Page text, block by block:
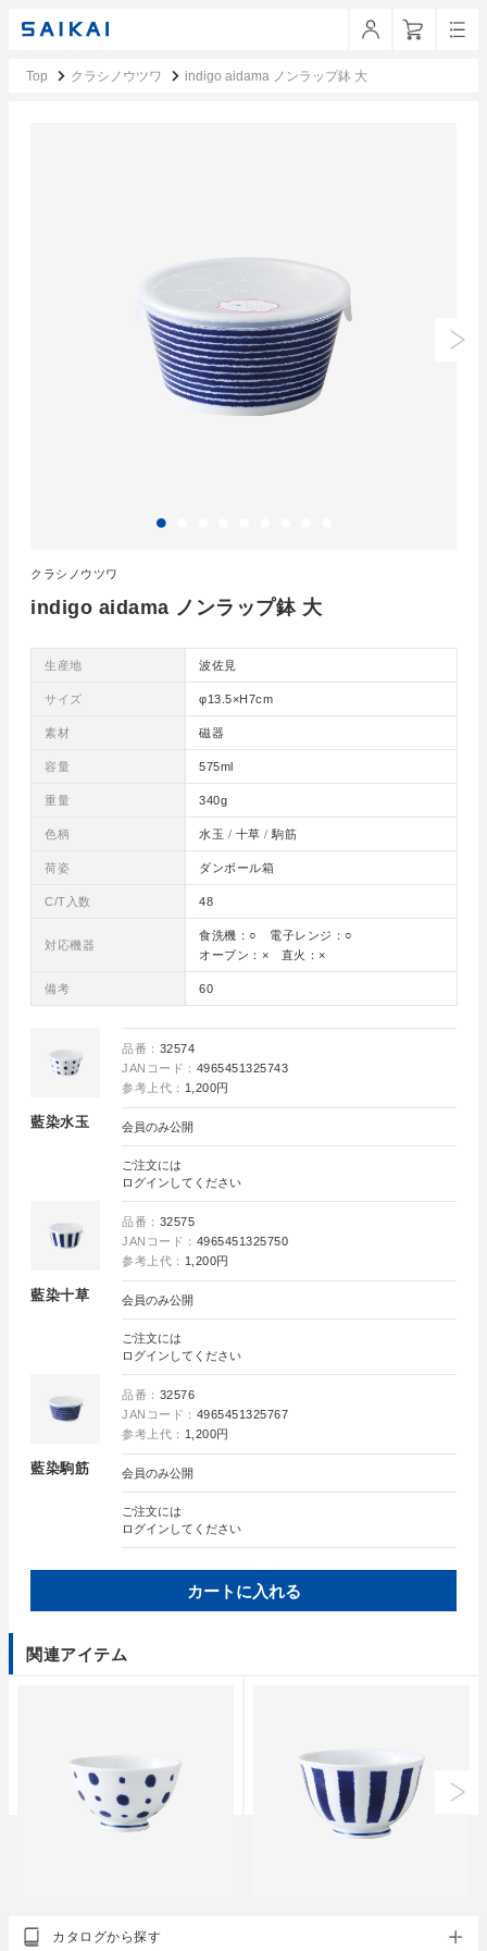
Top クラシノウツワ indigo aidama ノンラップ鉢 大
indigo aidama ノンラップ鉢 大
クラシノウツワ
生産地 波佐見
サイズ φ13.5×H7cm
素材 磁器
容量 575ml
重量 340g
色柄 水玉 / 十草 / 駒筋
荷姿 ダンボール箱
C/T入数 48
対応機器
食洗機：○ 電子レンジ：○
オーブン：× 直火：×
備考 60
藍染水玉
品番： 32574
JANコード： 4965451325743
参考上代： 1,200円
会員のみ公開
ご注文には
ログイン してください
藍染十草
品番： 32575
JANコード： 4965451325750
参考上代： 1,200円
会員のみ公開
ご注文には
ログイン してください
藍染駒筋
品番： 32576
JANコード： 4965451325767
参考上代： 1,200円
会員のみ公開
ご注文には
ログイン してください
カートに入れる
関連アイテム
クラシノウツワ
カタログから探す